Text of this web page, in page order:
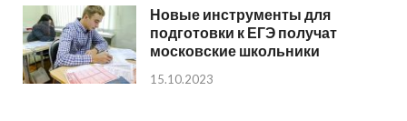
Новые инструменты для
подготовки к ЕГЭ получат
московские школьники
15.10.2023